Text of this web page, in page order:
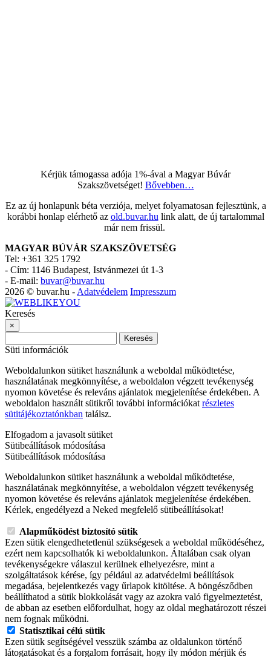
Kérjük támogassa adója 1%-ával a Magyar Búvár
Szakszövetséget! Bővebben…
Ez az új honlapunk béta verziója, melyet folyamatosan fejlesztünk, a
korábbi honlap elérhető az old.buvar.hu link alatt, de új tartalommal
már nem frissül.
MAGYAR BÚVÁR SZAKSZÖVETSÉG
Tel: +361 325 1792
- Cím: 1146 Budapest, Istvánmezei út 1-3
- E-mail: buvar@buvar.hu
2026 © buvar.hu - Adatvédelem Impresszum
Keresés
×
Keresés
Süti információk
Weboldalunkon sütiket használunk a weboldal működtetése,
használatának megkönnyítése, a weboldalon végzett tevékenység
nyomon követése és releváns ajánlatok megjelenítése érdekében. A
weboldalon használt sütikről további információkat részletes
sütitájékoztatónkban találsz.
Elfogadom a javasolt sütiket
Sütibeállítások módosítása
Sütibeállítások módosítása
Weboldalunkon sütiket használunk a weboldal működtetése,
használatának megkönnyítése, a weboldalon végzett tevékenység
nyomon követése és releváns ajánlatok megjelenítése érdekében.
Kérlek, engedélyezd a Neked megfelelő sütibeállításokat!
Alapműködést biztosító sütik
Ezen sütik elengedhetetlenül szükségesek a weboldal működéséhez,
ezért nem kapcsolhatók ki weboldalunkon. Általában csak olyan
tevékenységekre válaszul kerülnek elhelyezésre, mint a
szolgáltatások kérése, így például az adatvédelmi beállítások
megadása, bejelentkezés vagy űrlapok kitöltése. A böngésződben
beállíthatod a sütik blokkolását vagy az azokra való figyelmeztetést,
de abban az esetben előfordulhat, hogy az oldal meghatározott részei
nem fognak működni.
Statisztikai célú sütik
Ezen sütik segítségével vesszük számba az oldalunkon történő
látogatásokat és a forgalom forrásait, hogy ily módon mérjük és